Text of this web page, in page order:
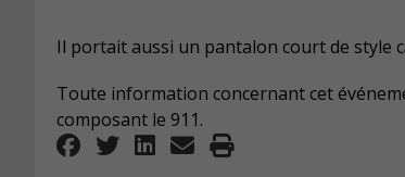
Il portait aussi un pantalon court de style
Toute information concernant cet
composant le 911.